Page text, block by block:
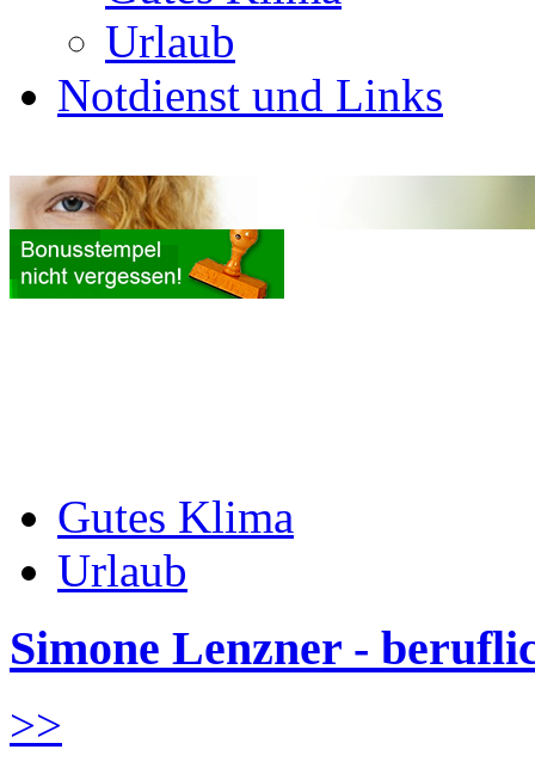
Urlaub
Notdienst und Links
Gutes Klima
Urlaub
Simone Lenzner -
>>